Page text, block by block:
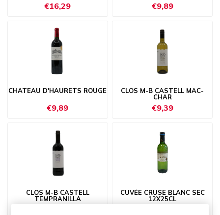
€16,29 €9,89
CHATEAU D'HAURETS ROUGE
€9,89
CLOS M-B CASTELL MAC-
CHAR
€9,39
CLOS M-B CASTELL
TEMPRANILLA
CUVÉE CRUSE BLANC SEC
12X25CL